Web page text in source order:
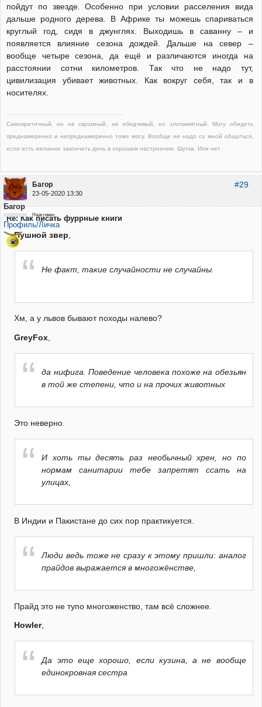
пойдут по звезде. Особенно при условии расселения вида
дальше родного дерева. В Африке ты можешь спариваться
круглый год, сидя в джунглях. Выходишь в саванну – и
появляется влияние сезона дождей. Дальше на север –
вообще четыре сезона, да ещё и различаются иногда на
расстоянии сотни километров. Так что не надо тут,
цивилизация убивает животных. Как вокруг себя, так и в
носителях.
Самокритичный, но не скромный, не обидчивый, но злопамятный. Могу обидеть
преднамеренно и непреднамеренно тоже могу. Вообще не надо со мной общаться,
если есть желание закончить день в хорошем настроении. Шутка. Или нет
#29
Багор
23-05-2020 13:30
Багор
Неактивен
Профиль/Личка
Re: Как писать фуррные книги
Пушной звер
Не факт, такие случайности не случайны.
Хм, а у львов бывают походы налево?
GreyFox,
да нифига. Поведение человека похоже на обезьян
в той же степени, что и на прочих животных
Это неверно.
И хоть ты десять раз необычный хрен, но по
нормам санитарии тебе запретят ссать на
улицах,
В Индии и Пакистане до сих пор практикуется.
Люди ведь тоже не сразу к этому пришли: аналог
прайдов выражается в многожёнстве,
Прайд это не тупо многоженство, там всё сложнее.
Howler,
Да это еще хорошо, если кузина, а не вообще
единокровная сестра